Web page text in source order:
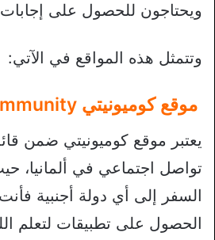
ويحتاجون للحصول على إجابات
وتتمثل هذه المواقع في الآتي:
موقع كوميونيتي Community
يعتبر موقع كوميونيتي ضمن
تواصل اجتماعي في ألمانيا،
السفر إلى أي دولة أجنبية
الحصول على تطبيقات لتعلم